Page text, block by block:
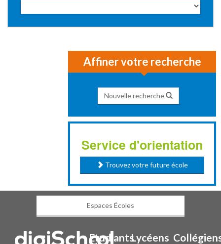
Affiner votre recherche
Nouvelle recherche
Service d'orientation
Trouvez votre future école
Espaces Écoles
EtudiantsLycéens